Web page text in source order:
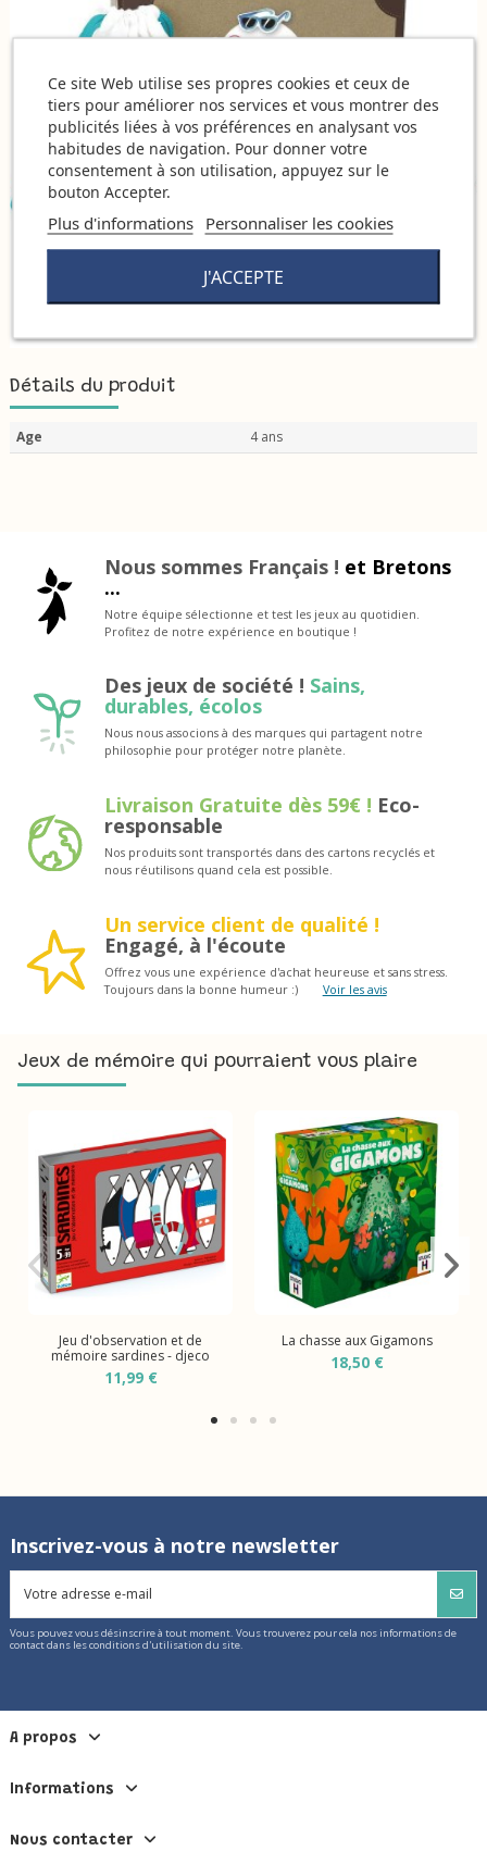
Détails du produit
Age 4 ans
Nous sommes Français ! et Bretons
...
Notre équipe sélectionne et test les jeux au quotidien.
Profitez de notre expérience en boutique !
Des jeux de société ! Sains,
durables, écolos
Nous nous associons à des marques qui partagent notre
philosophie pour protéger notre planète.
Livraison Gratuite dès 59€ ! Eco-
responsable
Nos produits sont transportés dans des cartons recyclés et
nous réutilisons quand cela est possible.
Un service client de qualité !
Engagé, à l'écoute
Offrez vous une expérience d'achat heureuse et sans stress.
Toujours dans la bonne humeur :)
Voir les avis
Jeux de mémoire qui pourraient vous plaire
Jeu d'observation et de
mémoire sardines - djeco
11,99 €
La chasse aux Gigamons
18,50 €
Inscrivez-vous à notre newsletter
Vous pouvez vous désinscrire à tout moment. Vous trouverez pour cela nos informations de
contact dans les conditions d'utilisation du site.
A propos
Informations
Nous contacter
Ce site Web utilise ses propres cookies et ceux de
tiers pour améliorer nos services et vous montrer des
publicités liées à vos préférences en analysant vos
habitudes de navigation. Pour donner votre
consentement à son utilisation, appuyez sur le
bouton Accepter.
Plus d'informations Personnaliser les cookies
J'ACCEPTE